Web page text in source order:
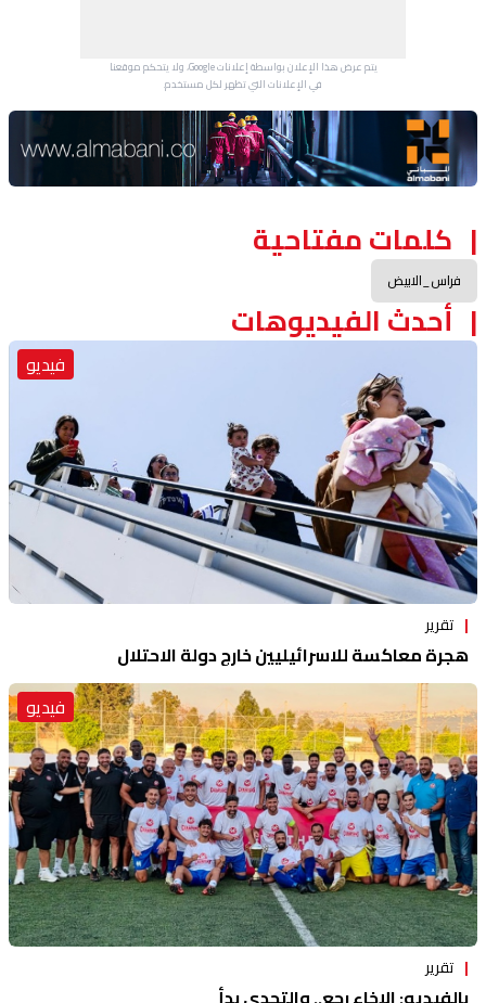
يتم عرض هذا الإعلان بواسطة إعلانات Google، ولا يتحكم موقعنا
في الإعلانات التي تظهر لكل مستخدم.
Advertisement Section
كلمات مفتاحية
فراس_الابيض
أحدث الفيديوهات
فيديو
تقرير
هجرة معاكسة للاسرائيليين خارج دولة الاحتلال
فيديو
تقرير